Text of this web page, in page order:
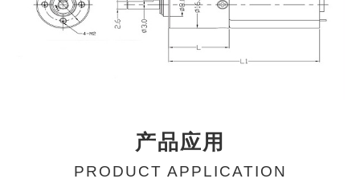
产品应用
PRODUCT APPLICATION